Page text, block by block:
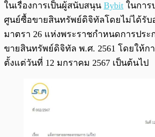
ในเรื่องการเป็นผู้สนับสนุน Bybit ในการ
ศูนย์ซื้อขายสินทรัพย์ดิจิทัลโดยไม่ได้รั
มาตรา 26 แห่งพระราชกำหนดการปร
ขายสินทรัพย์ดิจิทัล พ.ศ. 2561 โดยให้ก
ตั้งแต่วันที่ 12 มกราคม 2567 เป็นต้นไป